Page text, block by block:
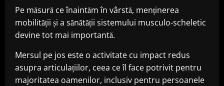
Pe măsură ce înaintăm în vârstă, menținerea
mobilității și a sănătății sistemului musculo-scheletic
devine tot mai importantă.
Mersul pe jos este o activitate cu impact redus
asupra articulațiilor, ceea ce îl face potrivit pentru
majoritatea oamenilor, inclusiv pentru persoanele